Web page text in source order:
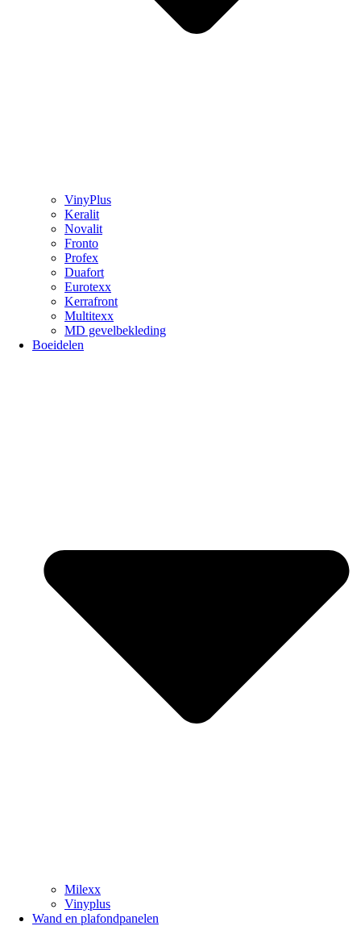
VinyPlus
Keralit
Novalit
Fronto
Profex
Duafort
Eurotexx
Kerrafront
Multitexx
MD gevelbekleding
Boeidelen
Milexx
Vinyplus
Wand en plafondpanelen